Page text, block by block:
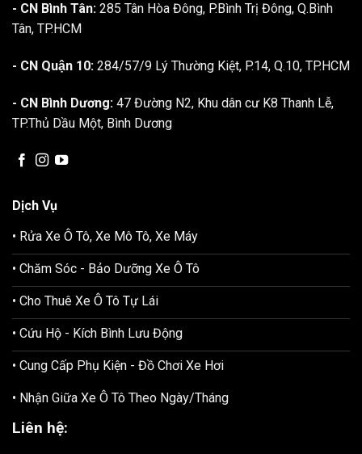
- CN Bình Tân: 285 Tân Hòa Đông, P.Bình Trị Đông, Q.Bình
Tân, TP.HCM
- CN Quận 10: 284/57/9 Lý Thường Kiệt, P.14, Q.10, TP.HCM
- CN Bình Dương: 47 Đường N2, Khu dân cư K8 Thanh Lễ,
TP.Thủ Dầu Một, Bình Dương
Dịch Vụ
• Rửa Xe Ô Tô, Xe Mô Tô, Xe Máy
• Chăm Sóc - Bảo Dưỡng Xe Ô Tô
• Cho Thuê Xe Ô Tô Tự Lái
• Cứu Hộ - Kích Bình Lưu Động
• Cung Cấp Phụ Kiện - Đồ Chơi Xe Hơi
• Nhận Giữa Xe Ô Tô Theo Ngày/Tháng
Liên hệ: